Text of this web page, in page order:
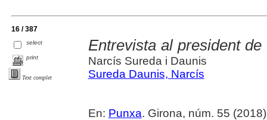
16 / 387
select
print
Text complet
Entrevista al president
Narcís Sureda i Daunis
Sureda Daunis, Narcís
En: Punxa. Girona, núm. 55